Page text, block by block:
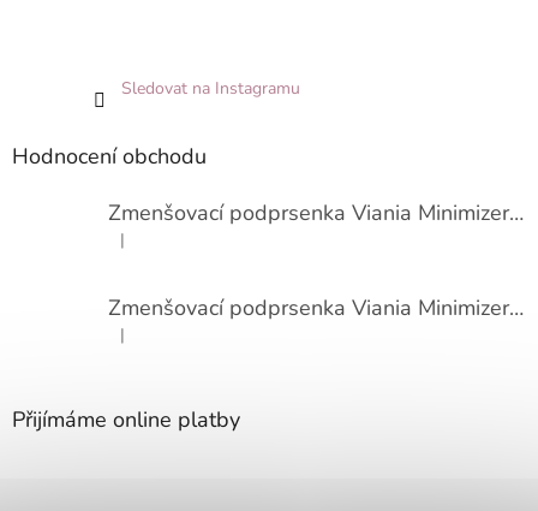
Sledovat na Instagramu
Hodnocení obchodu
Zmenšovací podprsenka Viania Minimizer 14586
Hodnocení produktu je 3 z 5 hvězdiček.
|
Zmenšovací podprsenka Viania Minimizer 14586
Hodnocení produktu je 4 z 5 hvězdiček.
|
Přijímáme online platby